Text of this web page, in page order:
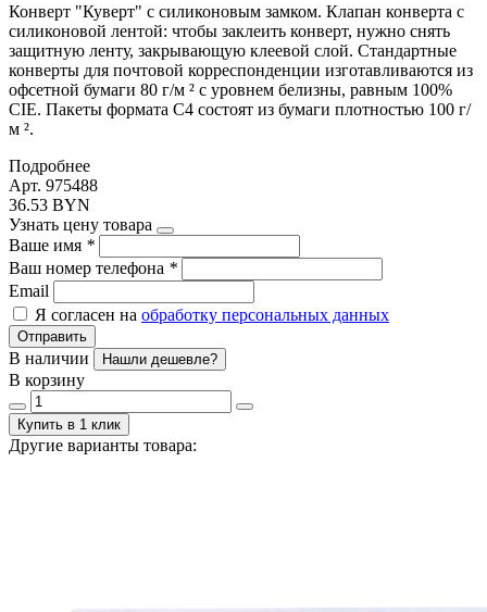
Конверт "Куверт" с силиконовым замком. Клапан конверта с
силиконовой лентой: чтобы заклеить конверт, нужно снять
защитную ленту, закрывающую клеевой слой. Стандартные
конверты для почтовой корреспонденции изготавливаются из
офсетной бумаги 80 г/м ² с уровнем белизны, равным 100%
CIE. Пакеты формата С4 состоят из бумаги плотностью 100 г/
м ².
Подробнее
Арт. 975488
36.53 BYN
Узнать цену товара
Ваше имя *
Ваш номер телефона *
Email
Я согласен на обработку персональных данных
Отправить
В наличии Нашли дешевле?
В корзину
Купить в 1 клик
Другие варианты товара: